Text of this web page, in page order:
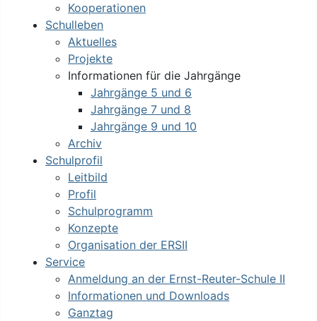
Kooperationen
Schulleben
Aktuelles
Projekte
Informationen für die Jahrgänge
Jahrgänge 5 und 6
Jahrgänge 7 und 8
Jahrgänge 9 und 10
Archiv
Schulprofil
Leitbild
Profil
Schulprogramm
Konzepte
Organisation der ERSII
Service
Anmeldung an der Ernst-Reuter-Schule II
Informationen und Downloads
Ganztag